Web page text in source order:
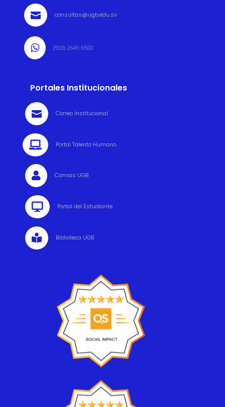
 consultas@ugb.edu.sv
 (503) 2645-6500
Portales Institucionales
 Correo Institucional
 Portal Talento Humano
 Canvas UGB
 Portal del Estudiante
 Biblioteca UGB